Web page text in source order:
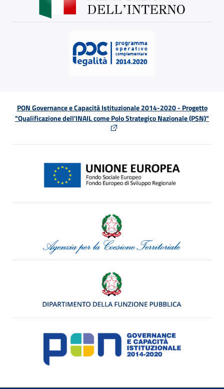
PON Governance e Capacità Istituzionale 2014-2020 - Progetto
"Qualificazione dell'INAIL come Polo Strategico Nazionale (PSN)"